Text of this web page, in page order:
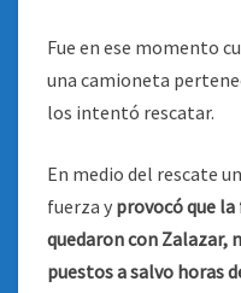
Fue en ese momento
una camioneta
los intentó rescatar.
En medio del rescate
fuerza y provocó que la
quedaron con Zalazar,
puestos a salvo horas